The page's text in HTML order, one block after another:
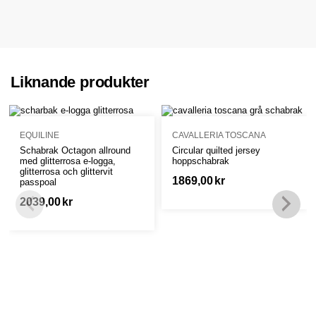
Liknande produkter
EQUILINE
Schabrak Octagon allround
med glitterrosa e-logga,
glitterrosa och glittervit
passpoal
2039,00 kr
CAVALLERIA TOSCANA
Circular quilted jersey
hoppschabrak
1869,00 kr